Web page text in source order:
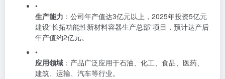
•
生产能力 ：公司年产值达3亿元以上，2025年投资5亿元
建设“长拓功能性新材料容器生产总部”项目，预计达产后
年产值约2亿元。
•
应用领域 ：产品广泛应用于石油、化工、食品、医药、
建筑、运输、汽车等行业。